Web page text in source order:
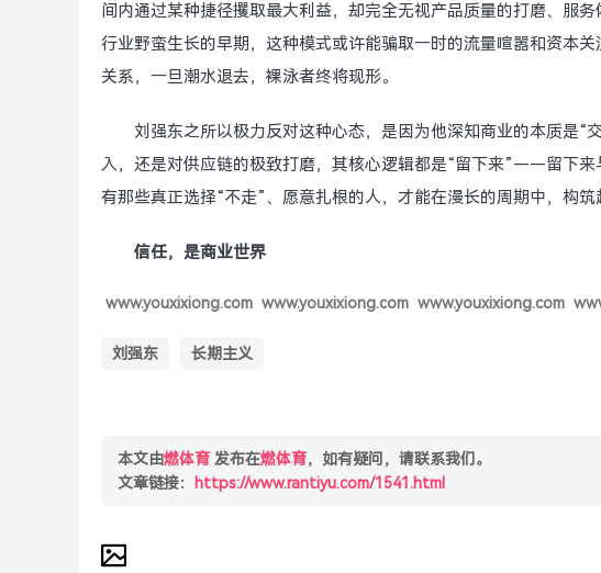
间内通过某种捷径攫取最大利益，却完全无视产品质量的打磨、服
行业野蛮生长的早期，这种模式或许能骗取一时的流量喧嚣和资本
关系，一旦潮水退去，裸泳者终将现形。
刘强东之所以极力反对这种心态，是因为他深知商业的本质是“
入，还是对供应链的极致打磨，其核心逻辑都是“留下来”——留下
有那些真正选择“不走”、愿意扎根的人，才能在漫长的周期中，构筑
信任，是商业世界
www.youxixiong.com www.youxixiong.com www.youxixiong.com
刘强东 长期主义
本文由燃体育发布在燃体育，如有疑问，请联系我们。
文章链接：
https://www.rantiyu.com/1541.html